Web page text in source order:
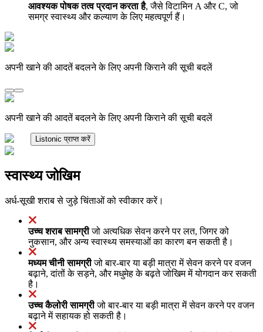
आवश्यक पोषक तत्व प्रदान करता है, जैसे विटामिन A और C, जो
समग्र स्वास्थ्य और कल्याण के लिए महत्वपूर्ण हैं।
अपनी खाने की आदतें बदलने के लिए अपनी किराने की सूची बदलें
अपनी खाने की आदतें बदलने के लिए अपनी किराने की सूची बदलें
Listonic प्राप्त करें
स्वास्थ्य जोखिम
अर्ध-सूखी शराब से जुड़े चिंताओं को स्वीकार करें।
उच्च शराब सामग्रीजो अत्यधिक सेवन करने पर लत, जिगर को
नुकसान, और अन्य स्वास्थ्य समस्याओं का कारण बन सकती है।
मध्यम चीनी सामग्रीजो बार-बार या बड़ी मात्रा में सेवन करने पर वजन
बढ़ाने, दांतों के सड़ने, और मधुमेह के बढ़ते जोखिम में योगदान कर सकती
है।
उच्च कैलोरी सामग्रीजो बार-बार या बड़ी मात्रा में सेवन करने पर वजन
बढ़ाने में सहायक हो सकती है।